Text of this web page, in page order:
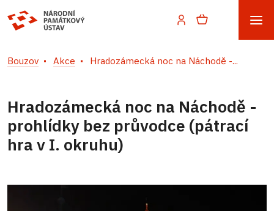
Bouzov Akce Hradozámecká noc na Náchodě -...
Hradozámecká noc na Náchodě -
prohlídky bez průvodce (pátrací
hra v I. okruhu)